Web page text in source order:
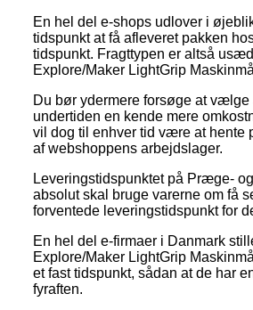
En hel del e-shops udlover i
tidspunkt at få afleveret pakken
tidspunkt. Fragttypen er altså
Explore/Maker LightGrip
Du bør ydermere forsøge at
undertiden en kende mere
vil dog til enhver tid være at hente
af webshoppens arbejdslager.
Leveringstidspunktet på Præge-
absolut skal bruge varerne om få
forventede leveringstidspunkt for
En hel del e-firmaer i Danmark
Explore/Maker LightGrip
et fast tidspunkt, sådan at de har
fyraften.